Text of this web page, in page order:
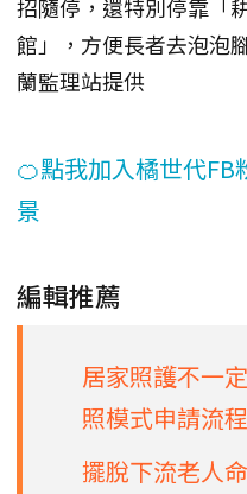
招隨停，還特別停靠「
館」，方便長者去泡泡
蘭監理站提供
🍊點我加入橘世代
景
編輯推薦
居家照護不一
照模式申請流
擺脫下流老人